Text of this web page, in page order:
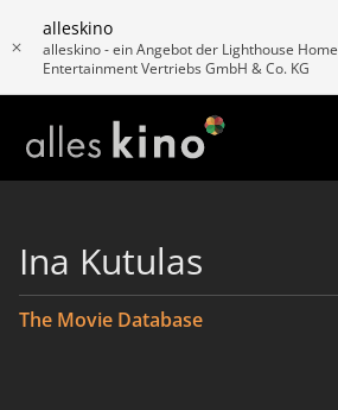
alleskino
alleskino - ein Angebot der Lighthouse Home
Entertainment Vertriebs GmbH & Co. KG
Ina Kutulas
The Movie Database